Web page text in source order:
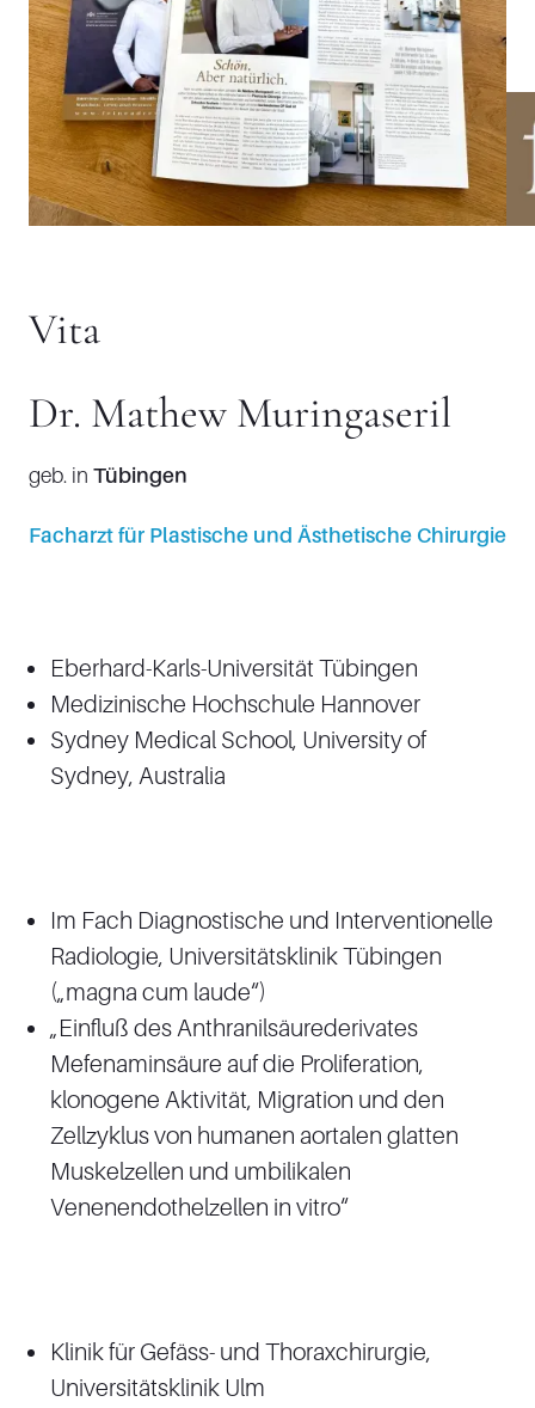
Vita
Dr. Mathew Muringaseril
geb. in Tübingen
Facharzt für Plastische und Ästhetische Chirurgie
Eberhard-Karls-Universität Tübingen
Medizinische Hochschule Hannover
Sydney Medical School, University of
Sydney, Australia
Im Fach Diagnostische und Interventionelle
Radiologie, Universitätsklinik Tübingen
(„magna cum laude“)
„Einfluß des Anthranilsäurederivates
Mefenaminsäure auf die Proliferation,
klonogene Aktivität, Migration und den
Zellzyklus von humanen aortalen glatten
Muskelzellen und umbilikalen
Venenendothelzellen in vitro“
Klinik für Gefäss- und Thoraxchirurgie,
Universitätsklinik Ulm